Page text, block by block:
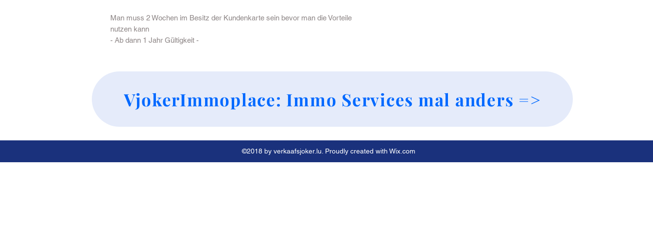
Man muss 2 Wochen im Besitz der Kundenkarte sein bevor man die Vorteile
nutzen kann
- Ab dann 1 Jahr Gültigkeit -
VjokerImmoplace: Immo Services mal anders =>
©2018 by verkaafsjoker.lu. Proudly created with Wix.com